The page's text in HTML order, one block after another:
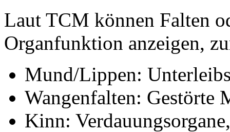
Laut TCM können Falten
Organfunktion anzeigen,
Mund/Lippen:
Wangenfalten: Gestörte
Kinn: